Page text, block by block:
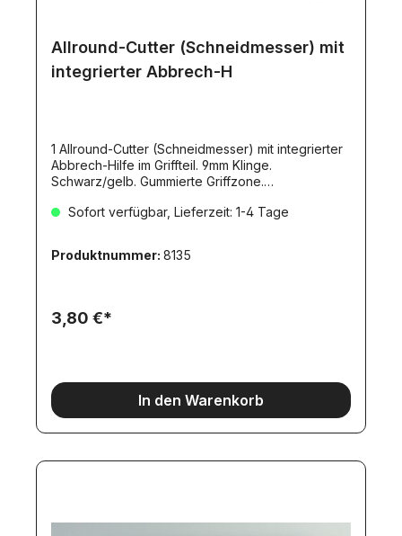
Allround-Cutter (Schneidmesser) mit
integrierter Abbrech-H
1 Allround-Cutter (Schneidmesser) mit integrierter
Abbrech-Hilfe im Griffteil. 9mm Klinge.
Schwarz/gelb. Gummierte Griffzone.
Klingen. Rastervorschub mit automatischer
Sofort verfügbar, Lieferzeit: 1-4 Tage
Produktnummer: 8135
3,80 €*
In den Warenkorb